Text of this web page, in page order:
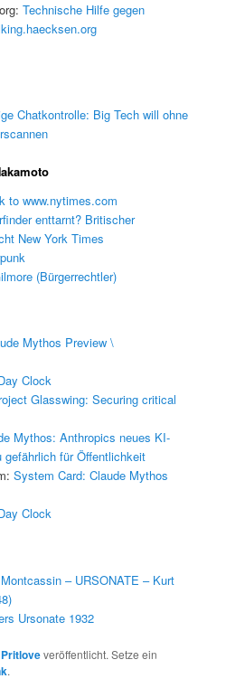
Technische Hilfe gegen
Chatkontrolle: Big Tech will ohne
to www.nytimes.com
enttarnt? Britischer
New York Times
(Bürgerrechtler)
Mythos Preview \
Clock
Glasswing: Securing critical
Mythos: Anthropics neues KI-
für Öffentlichkeit
System Card: Claude Mythos
Clock
– URSONATE – Kurt
Ursonate 1932
veröffentlicht. Setze ein
.